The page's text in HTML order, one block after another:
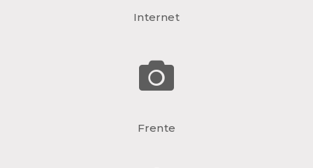
Internet
Frente